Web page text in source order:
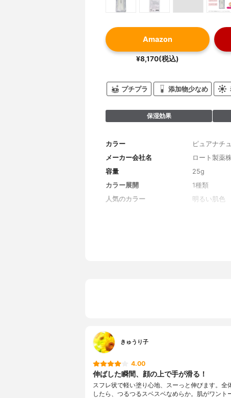
Amazon
¥8,170(税込)
プチプラ 添加物少なめ
保湿効果
カラー
ピュアナチ
メーカー会社名
ロート製薬
容量
25g
カラー展開
1種類
人気のカラー
明るい肌色
きゅうり子
4.00
伸ばした瞬間、顔の上で手が滑る！
スフレ状で軽い塗り心地、スーっと伸びます。全
したら、つるつるスベスベなめらか。肌がワント